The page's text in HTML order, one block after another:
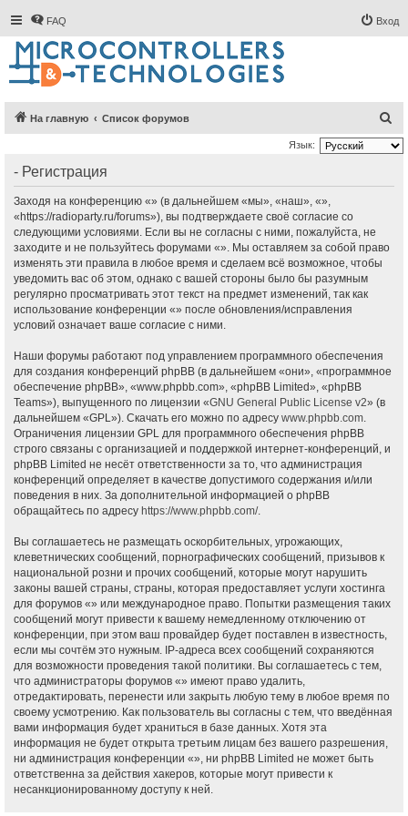
FAQ Вход
На главную Список форумов
о
Язык:
- Регистрация
Заходя на конференцию «» (в дальнейшем «мы», «наш», «»,
«https://radioparty.ru/forums»), вы подтверждаете своё согласие со
следующими условиями. Если вы не согласны с ними, пожалуйста, не
заходите и не пользуйтесь форумами «». Мы оставляем за собой право
изменять эти правила в любое время и сделаем всё возможное, чтобы
уведомить вас об этом, однако с вашей стороны было бы разумным
регулярно просматривать этот текст на предмет изменений, так как
использование конференции «» после обновления/исправления
условий означает ваше согласие с ними.
Наши форумы работают под управлением программного обеспечения
для создания конференций phpBB (в дальнейшем «они», «программное
обеспечение phpBB», «www.phpbb.com», «phpBB Limited», «phpBB
Teams»), выпущенного по лицензии «GNU General Public License v2» (в
дальнейшем «GPL»). Скачать его можно по адресу www.phpbb.com.
Ограничения лицензии GPL для программного обеспечения phpBB
строго связаны с организацией и поддержкой интернет-конференций, и
phpBB Limited не несёт ответственности за то, что администрация
конференций определяет в качестве допустимого содержания и/или
поведения в них. За дополнительной информацией о phpBB
обращайтесь по адресу https://www.phpbb.com/.
Вы соглашаетесь не размещать оскорбительных, угрожающих,
клеветнических сообщений, порнографических сообщений, призывов к
национальной розни и прочих сообщений, которые могут нарушить
законы вашей страны, страны, которая предоставляет услуги хостинга
для форумов «» или международное право. Попытки размещения таких
сообщений могут привести к вашему немедленному отключению от
конференции, при этом ваш провайдер будет поставлен в известность,
если мы сочтём это нужным. IP-адреса всех сообщений сохраняются
для возможности проведения такой политики. Вы соглашаетесь с тем,
что администраторы форумов «» имеют право удалить,
отредактировать, перенести или закрыть любую тему в любое время по
своему усмотрению. Как пользователь вы согласны с тем, что введённая
вами информация будет храниться в базе данных. Хотя эта
информация не будет открыта третьим лицам без вашего разрешения,
ни администрация конференции «», ни phpBB Limited не может быть
ответственна за действия хакеров, которые могут привести к
несанкционированному доступу к ней.